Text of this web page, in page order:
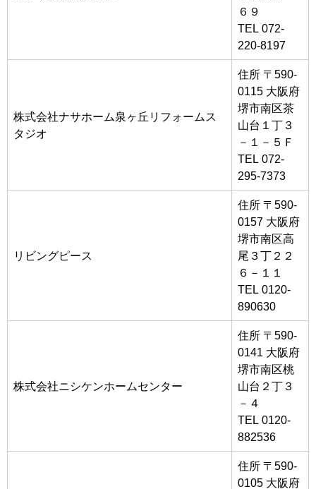
６９
TEL 072-
220-8197
株式会社ナサホーム泉ヶ丘リフォームス
タジオ
住所 〒590-
0115 大阪府
堺市南区茶
山台１丁３
－１－５Ｆ
TEL 072-
295-7373
リビングピース
住所 〒590-
0157 大阪府
堺市南区高
尾３丁２２
６－１１
TEL 0120-
890630
株式会社ニシケンホームセンター
住所 〒590-
0141 大阪府
堺市南区桃
山台２丁３
－４
TEL 0120-
882536
住所 〒590-
0105 大阪府